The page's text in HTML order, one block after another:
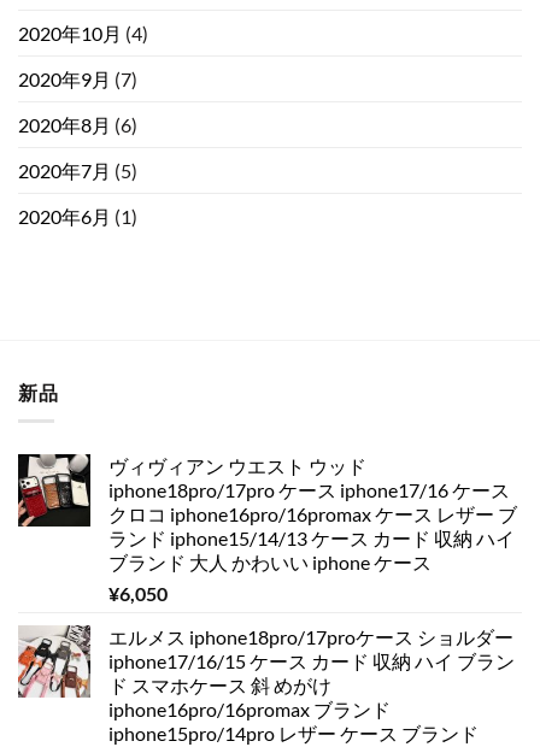
2020年10月 (4)
2020年9月 (7)
2020年8月 (6)
2020年7月 (5)
2020年6月 (1)
新品
ヴィヴィアン ウエスト ウッド
iphone18pro/17pro ケース iphone17/16 ケース
クロコ iphone16pro/16promax ケース レザー ブ
ランド iphone15/14/13 ケース カード 収納 ハイ
ブランド 大人 かわいい iphone ケース
¥6,050
エルメス iphone18pro/17proケース ショルダー
iphone17/16/15 ケース カード 収納 ハイ ブラン
ド スマホケース 斜 めがけ
iphone16pro/16promax ブランド
iphone15pro/14pro レザー ケース ブランド